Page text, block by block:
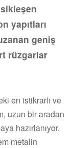
yapıtları
geniş
rüzgarlar
en istikrarlı ve
uzun bir aradan
hazırlanıyor.
metalin